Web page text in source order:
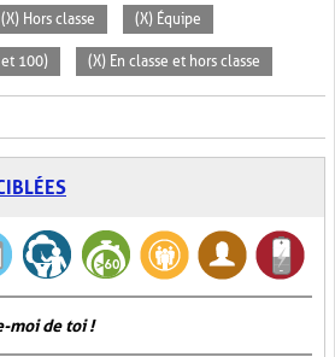
(X) Hors classe (X) Équipe
100) (X) En classe et hors classe
moi de toi !